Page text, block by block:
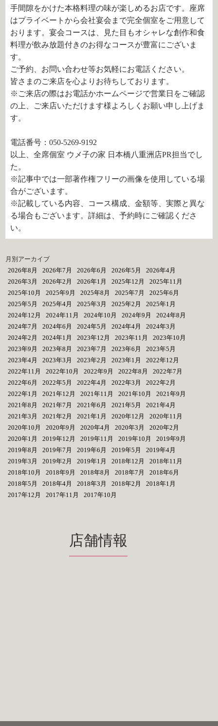
手間隙をかけた本格料理の味が楽しめるお店です。座席
はプライベートから会社宴会まで完全個室をご用意して
おります。宴会コースは、見た目もオシャレな創作和食
料理が飲み放題付きのお得なコースが豊富にございま
す。
ご予約、お問い合わせ等お気軽にお電話ください。
皆さまのご来店を心よりお待ちしております。
※ご来店の際はお電話かホームページで営業日をご確認
の上、ご来店いただけます様よろしくお願い申し上げま
す。
電話番号：050-5269-9192
以上、全席個室 ウメ子の家 日本橋八重洲店PR担当でし
た。
※記事中では一部著作権フリーの画像を使用している場
合がございます。
※記載している内容、コース構成、金額等、実際と異な
る場合もございます。詳細は、予約時にご確認くださ
い。
月別アーカイブ
2026年8月
2026年7月 2026年6月 2026年5月
2026年4月
2026年3月
2026年2月 2026年1月 2025年12月
2025年11月
2025年10月
2025年9月 2025年8月 2025年7月
2025年6月
2025年5月
2025年4月 2025年3月 2025年2月
2025年1月
2024年12月
2024年11月 2024年10月 2024年9月
2024年8月
2024年7月
2024年6月 2024年5月 2024年4月
2024年3月
2024年2月
2024年1月 2023年12月 2023年11月
2023年10月
2023年9月
2023年8月 2023年7月 2023年6月
2023年5月
2023年4月
2023年3月 2023年2月 2023年1月
2022年12月
2022年11月
2022年10月 2022年9月 2022年8月
2022年7月
2022年6月
2022年5月 2022年4月 2022年3月
2022年2月
2022年1月
2021年12月 2021年11月 2021年10月
2021年9月
2021年8月
2021年7月 2021年6月 2021年5月
2021年4月
2021年3月
2021年2月 2021年1月 2020年12月
2020年11月
2020年10月
2020年9月 2020年4月 2020年3月
2020年2月
2020年1月
2019年12月 2019年11月 2019年10月
2019年9月
2019年8月
2019年7月 2019年6月 2019年5月
2019年4月
2019年3月
2019年2月 2019年1月 2018年12月
2018年11月
2018年10月
2018年9月 2018年8月 2018年7月
2018年6月
2018年5月
2018年4月 2018年3月 2018年2月
2018年1月
2017年12月
2017年11月 2017年10月
店舗情報